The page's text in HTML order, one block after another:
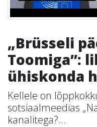
„Brüsseli
Toomiga”:
ühiskonda
Kellele on
sotsiaalmeedias
kanalitega?...